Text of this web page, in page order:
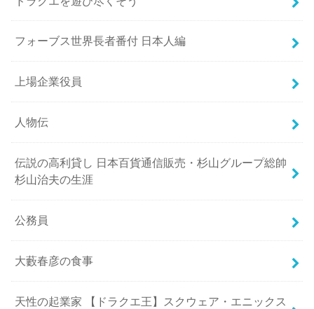
フォーブス世界長者番付 日本人編
上場企業役員
人物伝
伝説の高利貸し 日本百貨通信販売・杉山グループ総帥
杉山治夫の生涯
公務員
大藪春彦の食事
天性の起業家 【ドラクエ王】スクウェア・エニックス